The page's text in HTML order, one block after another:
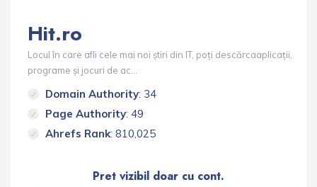
Hit.ro
Locul în care afli cele mai noi știri din IT, poți descărcaaplicații,
programe și jocuri de ac...
Domain Authority: 34
Page Authority: 49
Ahrefs Rank: 810,025
Pret vizibil doar cu cont.